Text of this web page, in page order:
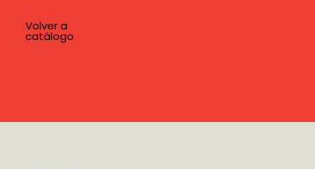
Volver a
catálogo